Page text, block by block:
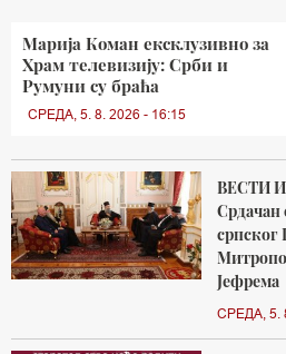
Марија Коман ексклузивно за
Храм телевизију: Срби и
Румуни су браћа
СРЕДА, 5. 8. 2026 - 16:15
ВЕСТИ
Срдачан
српског
Јефрема
СРЕДА, 5.